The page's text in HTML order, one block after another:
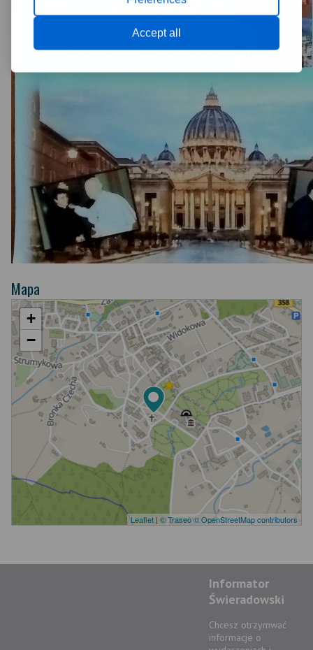
Accept all
Mapa
+
−
Leaflet | © Traseo© OpenStreetMap contributors
Informator
Świeradowski
Chcesz otrzymwać
informacje o